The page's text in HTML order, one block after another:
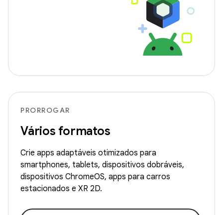
PRORROGAR
Vários formatos
Crie apps adaptáveis otimizados para
smartphones, tablets, dispositivos dobráveis,
dispositivos ChromeOS, apps para carros
estacionados e XR 2D.